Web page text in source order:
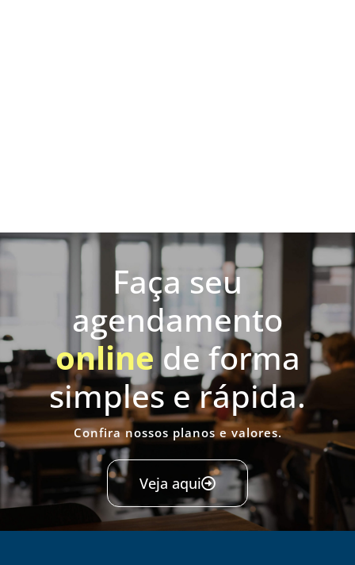
Faça seu
agendamento
online de forma
simples e rápida.
Confira nossos planos e valores.
Veja aqui